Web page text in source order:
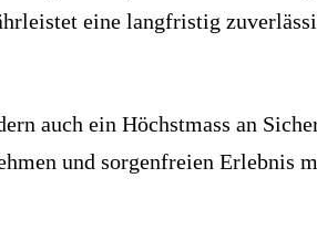
eine langfristig
auch ein Höchstmass an
und sorgenfreien Erlebnis